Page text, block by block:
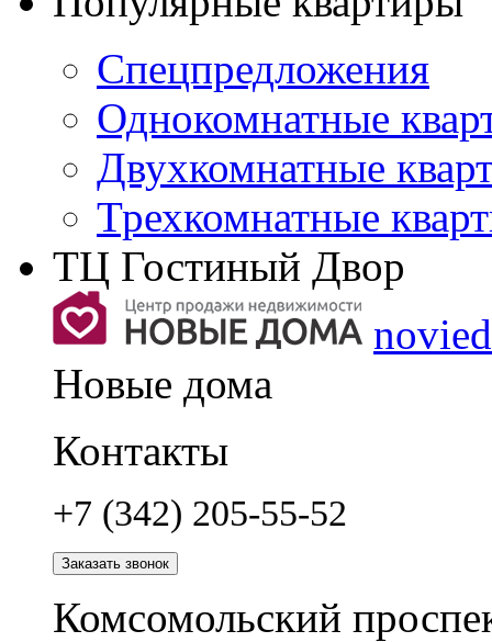
Спецпредложения
Однокомнатные
Двухкомнатные
Трехкомнатные
ТЦ Гостиный Двор
Новые дома
Контакты
+7 (342) 205-55-52
Заказать звонок
Комсомольский